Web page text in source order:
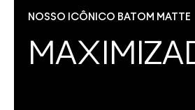
NOSSO ICÔNICO BATOM MATTE